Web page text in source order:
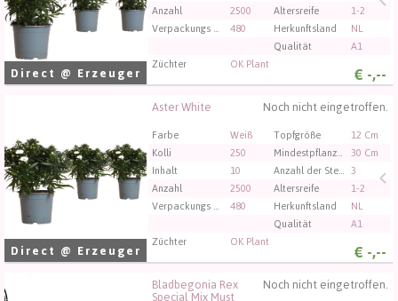
Direct @ Erzeuger
Anzahl
2500 Altersreife
1-2
480 Herkunftsland
NL
Qualität
A1
Züchter
OK Plant
€ -,--
Direct @ Erzeuger
Noch nicht eingetroffen.
Aster White
Farbe Weiß Topfgröße
12 Cm
Kolli
250 Mindestpflanzenhöhe
30 Cm
Inhalt
10 Anzahl der Stecklinge/Pflanzen pro Topf
3
Anzahl
2500 Altersreife
1-2
480 Herkunftsland
NL
Qualität
A1
Züchter
OK Plant
€ -,--
Sie müssen angemeldet sein, um kaufen zu können.
Klicken Sie hier, um sich einzuloggen.
Noch nicht eingetroffen.
Bladbegonia Rex
Special Mix Must
Bladbegonia Rex Special Mix Must Have